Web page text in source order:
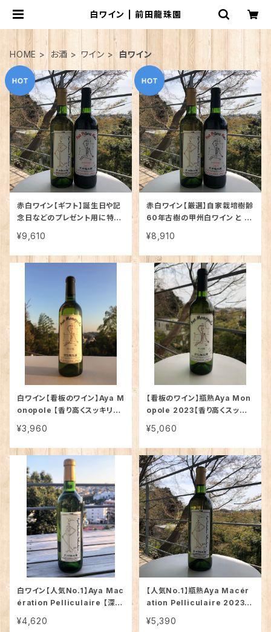
白ワイン | 前田龍珠園
HOME お酒 ワイン 白ワイン
赤白ワイン【ギフト】誕生日や記
念日などのプレゼント用に特製
きでお届けします！自家栽培樹
齢60年古樹の甲州白ワイン と
新したといわれるビジュノアー
ルの2本セット
¥9,610
赤白ワイン【厳選】自家栽培樹齢
60年古樹の甲州白ワイン と 日
したといわれるビジュノアール
の2本セット
¥8,910
白ワイン【看板のワイン】Aya M
onopole 【香り高くスッキリ】
白ワイン
¥3,960
【看板のワイン】瓶熟Aya Mon
opole 2023【香り高くスッキ
州白ワイン
¥5,060
白ワイン【人気No.1】Aya Mac
ération Pelliculaire 【深
甲州白ワイン
¥4,620
【人気No.1】瓶熟Aya Macér
ation Pelliculaire 2023年
古樹の甲州白ワイン
¥5,390